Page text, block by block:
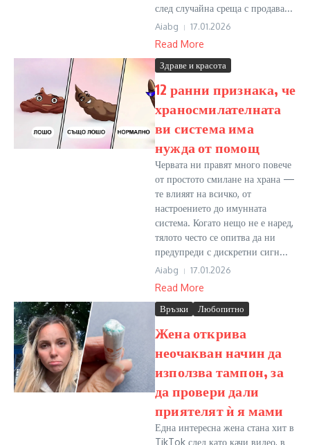
след случайна среща с продава...
Aiabg 17.01.2026
Read More
Здраве и красота
12 ранни признака, че
храносмилателната
ви система има
нужда от помощ
Червата ни правят много повече
от простото смилане на храна —
те влияят на всичко, от
настроението до имунната
система. Когато нещо не е наред,
тялото често се опитва да ни
предупреди с дискретни сигн...
Aiabg 17.01.2026
Read More
Връзки Любопитно
Жена открива
неочакван начин да
използва тампон, за
да провери дали
приятелят ѝ я мами
Една интересна жена стана хит в
TikTok след като качи видео, в